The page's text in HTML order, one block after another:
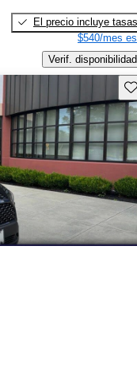
El precio incluye tasas
$540/mes
Verif. disponibilidad